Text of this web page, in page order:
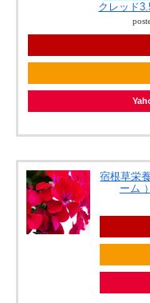
クレッド
宿根草栄
ーム